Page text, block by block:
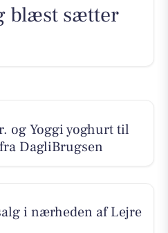
blæst sætter
og Yoggi yoghurt til
DagliBrugsen
i nærheden af Lejre